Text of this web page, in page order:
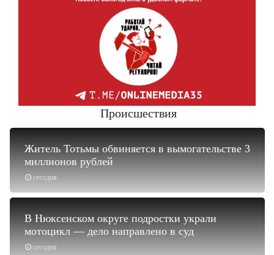
Происшествия
сегодня
Житель Тотьмы обвиняется в вымогательстве 3
миллионов рублей
сегодня
В Нюксенском округе подростки украли
мотоцикл — дело направлено в суд